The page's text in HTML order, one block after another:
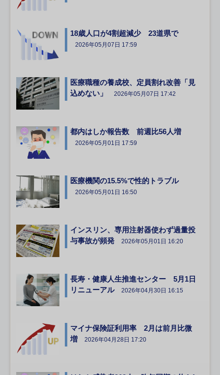
18歳人口が4割超減少 23道県で
2026年05月07日 17:59
医療職種の養成校、定員割れ改善「見
込めない」
2026年05月07日 17:42
都内はしか報告数 前週比56人増
2026年05月01日 17:59
医療機関の15.5%で性的トラブル
2026年05月01日 16:50
インスリン、専用注射器使わず過量投
与事故が頻発
2026年05月01日 16:20
長寿・健康人生推進センター 5月1日
リニューアル
2026年04月30日 16:15
マイナ保険証利用率 2月は前月比微
増
2026年04月28日 17:20